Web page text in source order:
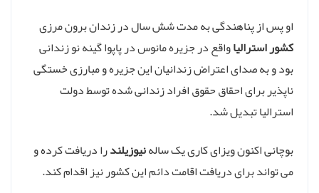
او پس از پناهندگی به مدت شش سال در زندان برون مرزی
کشور استرالیاواقع در جزیره مانوس در پاپوا گینه نو زندانی
بود و به صدای اعتراض زندانیان این جزیره و مبارزی خستگی
ناپذیر برای احقاق حقوق افراد زندانی شده توسط دولت
استرالیا تبدیل شد.
بوچانی اکنون ویزای کاری یک سالهنیوزیلندرا دریافت کرده و
می تواند برای دریافت اقامت دائم این کشور نیز اقدام کند.